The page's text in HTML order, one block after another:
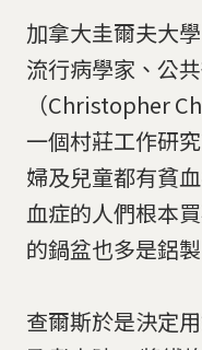
加拿大圭爾夫大
流行病學家、公
（Christopher
一個村莊工作研
婦及兒童都有貧
血症的人們根本
的鍋盆也多是鋁製
查爾斯於是決定